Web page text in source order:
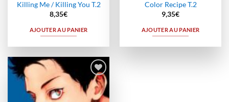
Killing Me / Killing You T.2
8,35€
AJOUTER AU PANIER
Color Recipe T.2
9,35€
AJOUTER AU PANIER
Ajouter
à la
wishlist